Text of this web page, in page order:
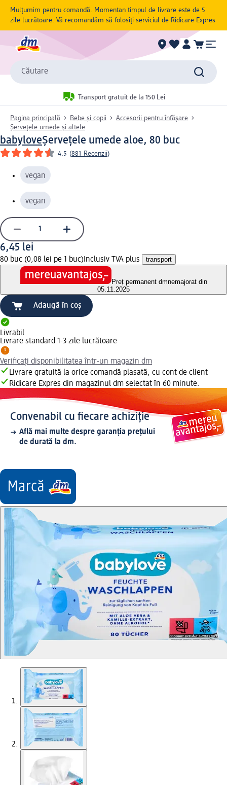
Mulțumim pentru comandă. Momentan timpul de livrare este de 5
zile lucrătoare. Vă recomandăm să folosiți serviciul de Ridicare Expres
Căutare
Transport gratuit de la 150 Lei
Pagina principală Bebe și copii
Accesorii pentru înfășare
Șervețele umede și altele
babyloveȘervețele umede aloe, 80 buc
4.5 (881 Recenzii)
vegan
vegan
6,45 lei
80 buc (0,08 lei pe 1 buc) Inclusiv TVA plus transport
Preț permanent dmnemajorat din
05.11.2025
Adaugă în coș
Livrabil
Livrare standard 1-3 zile lucrătoare
Verificați disponibilitatea într-un magazin dm
Livrare gratuită la orice comandă plasată, cu cont de client
Ridicare Expres din magazinul dm selectat în 60 minute.
Convenabil cu fiecare achiziție
Află mai multe despre garanția prețului
de durată la dm.